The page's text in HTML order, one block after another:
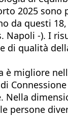
2025
da questi
Napoli -). I
qualità
è migliore
persone